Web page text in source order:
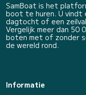
SamBoat is het
boot te huren. U
dagtocht of een
Vergelijk meer dan 50
boten met of zonder
de wereld rond.
Informatie